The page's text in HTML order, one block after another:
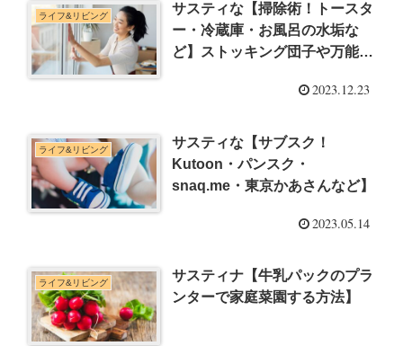
ライフ&リビング
サスティな【掃除術！トースタ
ー・冷蔵庫・お風呂の水垢な
ど】ストッキング団子や万能掃
2023.12.23
ライフ&リビング
サスティな【サブスク！
Kutoon・パンスク・
snaq.me・東京かあさんなど】
2023.05.14
ライフ&リビング
サスティナ【牛乳パックのプラ
ンターで家庭菜園する方法】